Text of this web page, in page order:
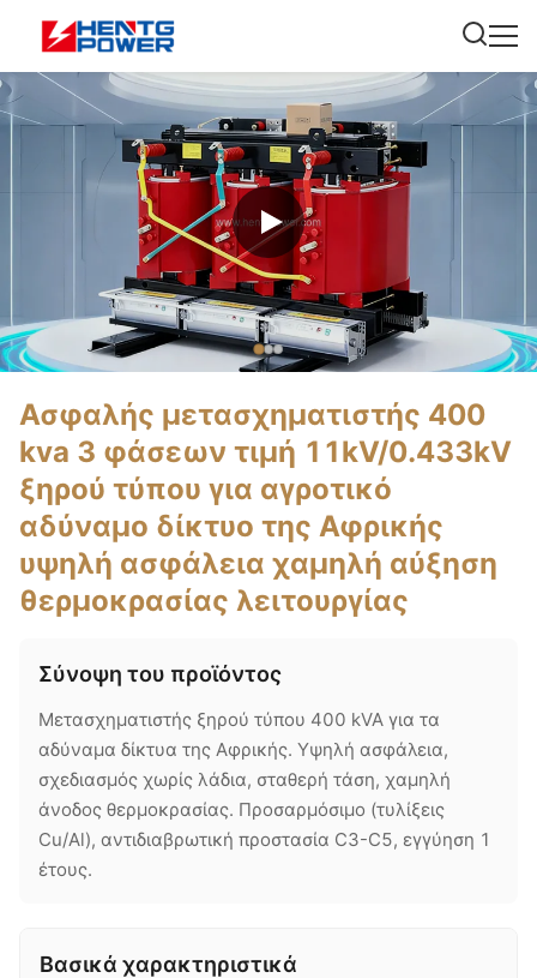
Ασφαλής μετασχηματιστής 400
kva 3 φάσεων τιμή 11kV/0.433kV
ξηρού τύπου για αγροτικό
αδύναμο δίκτυο της Αφρικής
υψηλή ασφάλεια χαμηλή αύξηση
θερμοκρασίας λειτουργίας
Σύνοψη του προϊόντος
Μετασχηματιστής ξηρού τύπου 400 kVA για τα
αδύναμα δίκτυα της Αφρικής. Υψηλή ασφάλεια,
σχεδιασμός χωρίς λάδια, σταθερή τάση, χαμηλή
άνοδος θερμοκρασίας. Προσαρμόσιμο (τυλίξεις
Cu/Al), αντιδιαβρωτική προστασία C3-C5, εγγύηση 1
έτους.
Βασικά χαρακτηριστικά